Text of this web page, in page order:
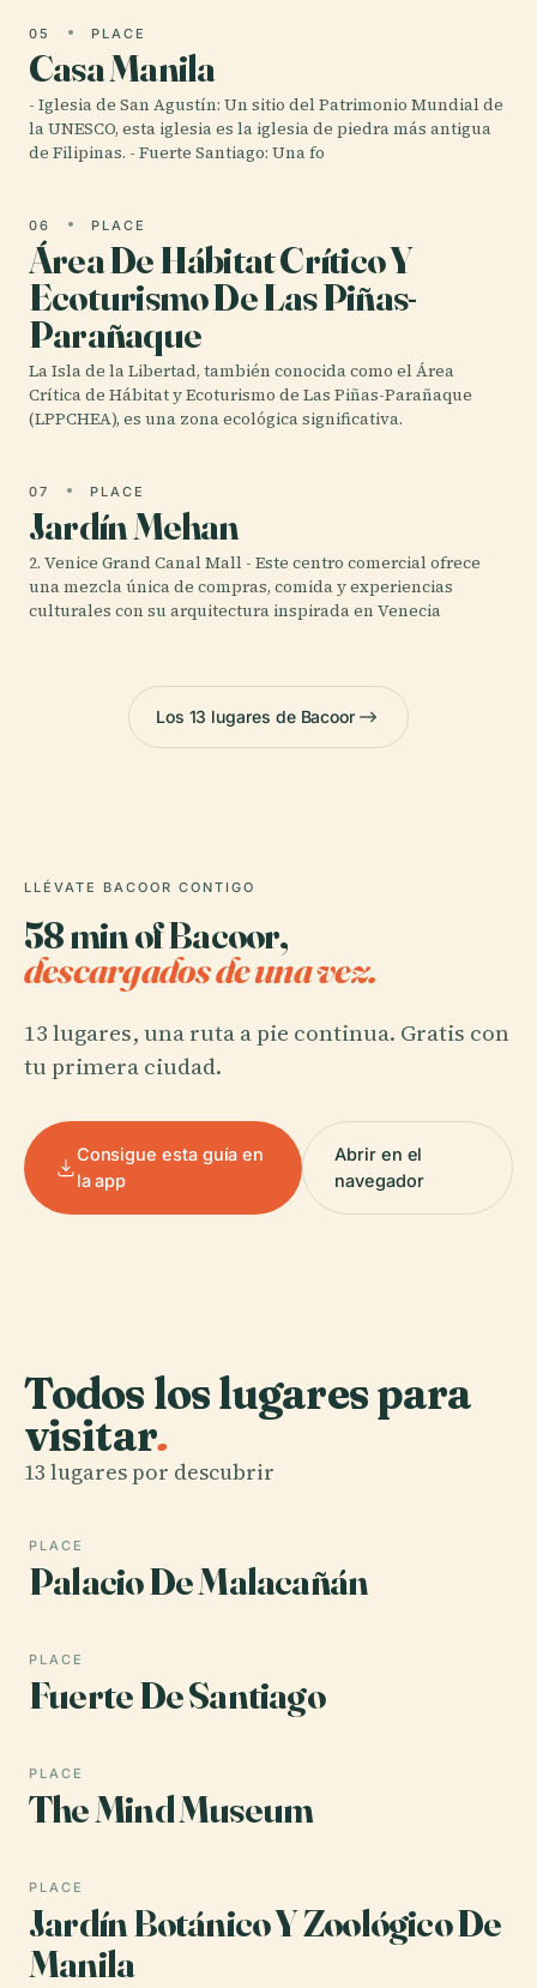
05 PLACE
Casa Manila
- Iglesia de San Agustín: Un sitio del Patrimonio Mundial de
la UNESCO, esta iglesia es la iglesia de piedra más antigua
de Filipinas. - Fuerte Santiago: Una fo
06 PLACE
Área De Hábitat Crítico Y
Ecoturismo De Las Piñas-
Parañaque
La Isla de la Libertad, también conocida como el Área
Crítica de Hábitat y Ecoturismo de Las Piñas-Parañaque
(LPPCHEA), es una zona ecológica significativa.
07 PLACE
Jardín Mehan
2. Venice Grand Canal Mall - Este centro comercial ofrece
una mezcla única de compras, comida y experiencias
culturales con su arquitectura inspirada en Venecia
Los 13 lugares de Bacoor
LLÉVATE BACOOR CONTIGO
58 min of Bacoor,
descargados de una vez.
13 lugares, una ruta a pie continua. Gratis con
tu primera ciudad.
Consigue esta guía en
la app
Abrir en el
navegador
Todos los lugares para
visitar.
13 lugares por descubrir
PLACE
Palacio De Malacañán
PLACE
Fuerte De Santiago
PLACE
The Mind Museum
PLACE
Jardín Botánico Y Zoológico De
Manila